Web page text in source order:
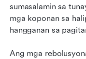
sumasalamin sa
mga koponan sa
hangganan sa
Ang mga